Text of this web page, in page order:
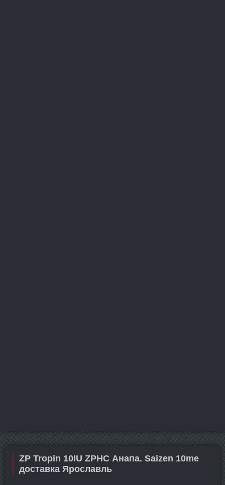
ZP Tropin 10IU ZPHC Анапа. Saizen 10me
доставка Ярославль